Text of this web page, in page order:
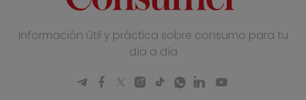
Información útil y práctica sobre consumo para tu
día a día